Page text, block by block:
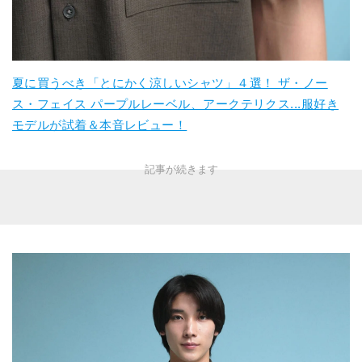
夏に買うべき「とにかく涼しいシャツ」４選！ ザ・ノー
ス・フェイス パープルレーベル、アークテリクス...服好き
モデルが試着＆本音レビュー！